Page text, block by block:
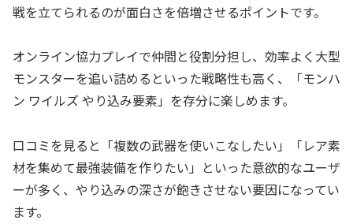
戦を立てられるのが面白さを倍増させるポイントです。
オンライン協力プレイで仲間と役割分担し、効率よく大型
モンスターを追い詰めるといった戦略性も高く、「モンハ
ン ワイルズ やり込み要素」を存分に楽しめます。
口コミを見ると「複数の武器を使いこなしたい」「レア素
材を集めて最強装備を作りたい」といった意欲的なユーザ
ーが多く、やり込みの深さが飽きさせない要因になってい
ます。